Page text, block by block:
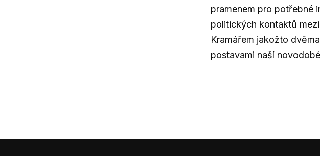
pramenem pro potřebné
politických kontaktů
Kramářem jakožto
postavami naší